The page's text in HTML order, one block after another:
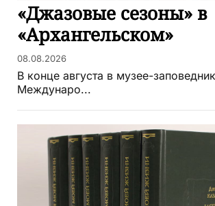
«Джазовые сезоны» в
«Архангельском»
08.08.2026
В конце августа в музее-
Междунаро...